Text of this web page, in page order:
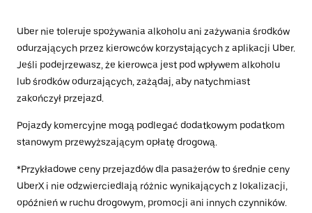
Uber nie toleruje spożywania alkoholu ani zażywania środków
odurzających przez kierowców korzystających z aplikacji Uber.
Jeśli podejrzewasz, że kierowca jest pod wpływem alkoholu
lub środków odurzających, zażądaj, aby natychmiast
zakończył przejazd.
Pojazdy komercyjne mogą podlegać dodatkowym podatkom
stanowym przewyższającym opłatę drogową.
*Przykładowe ceny przejazdów dla pasażerów to średnie ceny
UberX i nie odzwierciedlają różnic wynikających z lokalizacji,
opóźnień w ruchu drogowym, promocji ani innych czynników.